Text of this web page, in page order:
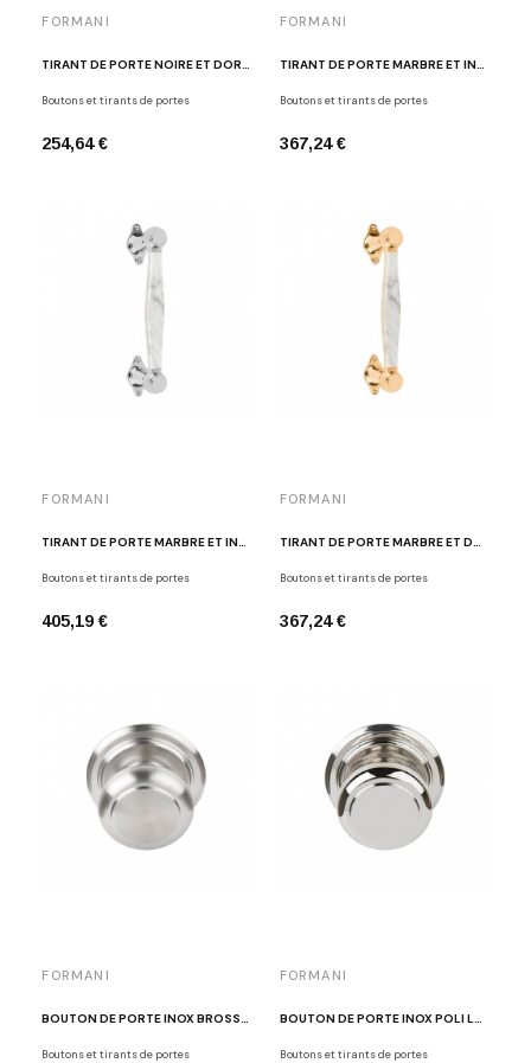
FORMANI
TIRANT DE PORTE NOIRE ET DORÉ POLI LAZARO ROSA-VIOLAN LZ185 OLNM
Boutons et tirants de portes
254,64 €
FORMANI
TIRANT DE PORTE MARBRE ET INOX BROSSÉ LAZARO ROSA-VIOLAN LZ185MA INMA
Boutons et tirants de portes
367,24 €
FORMANI
Boutons et tirants de portes
405,19 €
FORMANI
Boutons et tirants de portes
367,24 €
FORMANI
BOUTON DE PORTE INOX BROSSÉ LAZARO ROSA-VIOLAN LZ201V IN
Boutons et tirants de portes
FORMANI
BOUTON DE PORTE INOX POLI LAZARO ROSA-VIOLAN LZ201V IP
Boutons et tirants de portes